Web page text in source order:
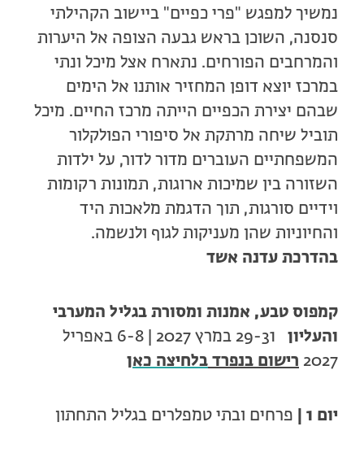
נמשיך למפגש "פרי כפיים" ביישוב הקהילתי
סנסנה, השוכן בראש גבעה הצופה אל היערות
והמרחבים הפורחים. נתארח אצל מיכל ונתי
במרכז יוצא דופן המחזיר אותנו אל הימים
שבהם יצירת הכפיים הייתה מרכז החיים. מיכל
תוביל שיחה מרתקת אל סיפורי הפולקלור
המשפחתיים העוברים מדור לדור, על ילדות
השזורה בין שמיכות ארוגות, תמונות רקומות
וידיים סורגות, תוך הדגמת מלאכות היד
והחיוניות שהן מעניקות לגוף ולנשמה.
בהדרכת עדנה אשד
קמפוס טבע, אמנות ומסורת בגליל המערבי
והעליון
29-31 במרץ 2027 | 6-8 באפריל
2027 רישום בנפרד בלחיצה כאן
יום 1 | פרחים ובתי טמפלרים בגליל התחתון